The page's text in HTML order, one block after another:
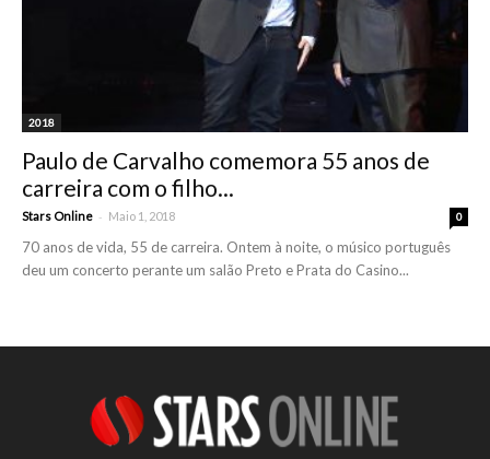
2018
Paulo de Carvalho comemora 55 anos de
carreira com o filho...
Stars Online - Maio 1, 2018 0
70 anos de vida, 55 de carreira. Ontem à noite, o músico português
deu um concerto perante um salão Preto e Prata do Casino...